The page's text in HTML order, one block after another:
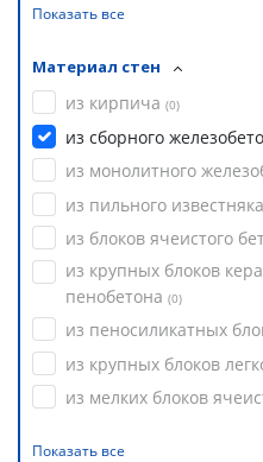
Показать все
Материал стен
из кирпича (0)
из сборного
из монолитного
из пильного известняка
из блоков ячеистого
из крупных блоков
пенобетона (0)
из пеносиликатных
из крупных блоков
из мелких блоков
Показать все